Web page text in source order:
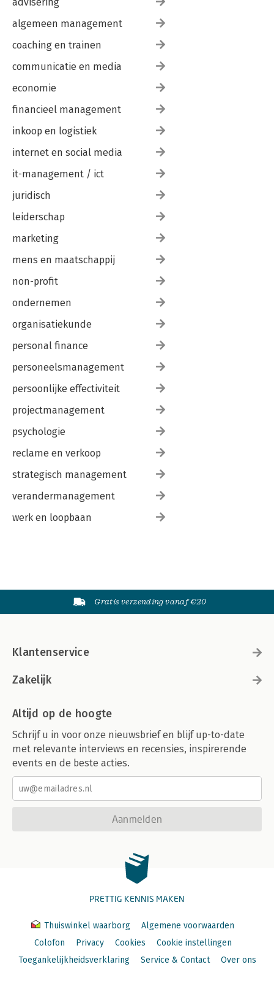
algemeen management
coaching en trainen
communicatie en media
economie
financieel management
inkoop en logistiek
internet en social media
it-management / ict
juridisch
leiderschap
marketing
mens en maatschappij
non-profit
ondernemen
organisatiekunde
personal finance
personeelsmanagement
persoonlijke effectiviteit
projectmanagement
psychologie
reclame en verkoop
strategisch management
verandermanagement
werk en loopbaan
Gratis verzending vanaf €20
Klantenservice
Zakelijk
Altijd op de hoogte
Schrijf u in voor onze nieuwsbrief en blijf up-to-date
met relevante interviews en recensies, inspirerende
events en de beste acties.
Aanmelden
PRETTIG KENNIS MAKEN
Thuiswinkel waarborg
Algemene voorwaarden
Colofon
Privacy Cookies
Cookie instellingen
Toegankelijkheidsverklaring
Service & Contact Over ons